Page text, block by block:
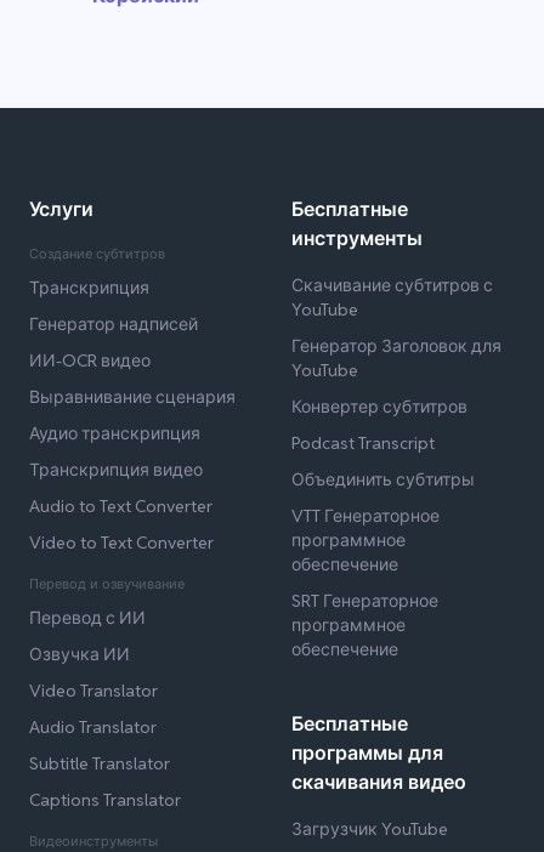
Услуги
Создание субтитров
Транскрипция
Генератор надписей
ИИ-OCR видео
Выравнивание сценария
Аудио транскрипция
Транскрипция видео
Audio to Text Converter
Video to Text Converter
Перевод и озвучивание
Перевод с ИИ
Озвучка ИИ
Video Translator
Audio Translator
Subtitle Translator
Captions Translator
Видеоинструменты
Бесплатные
инструменты
Скачивание субтитров с
YouTube
Генератор Заголовок для
YouTube
Конвертер субтитров
Podcast Transcript
Объединить субтитры
VTT Генераторное
программное
обеспечение
SRT Генераторное
программное
обеспечение
Бесплатные
программы для
скачивания видео
Загрузчик YouTube